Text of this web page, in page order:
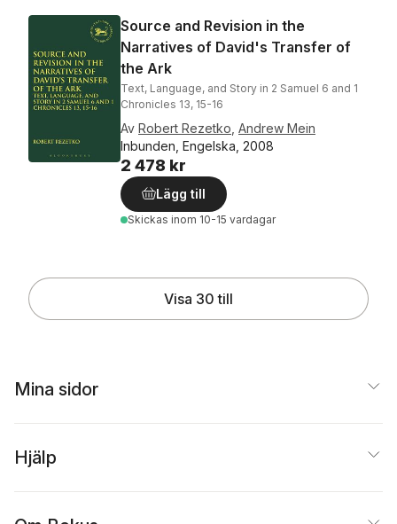
Source and Revision in the
Narratives of David's Transfer of
the Ark
Text, Language, and Story in 2 Samuel 6 and 1
Chronicles 13, 15-16
Av Robert Rezetko Andrew Mein
Inbunden, Engelska, 2008
2 478 kr
Lägg till
Skickas inom 10-15 vardagar
Visa 30 till
Mina sidor
Hjälp